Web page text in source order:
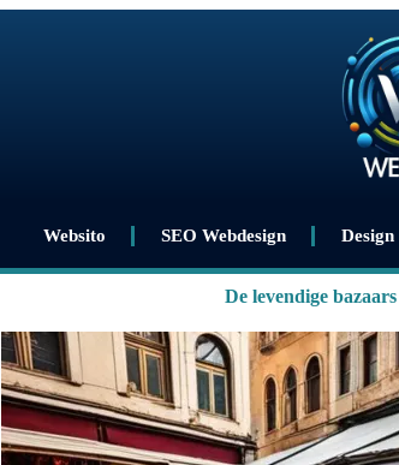
Websito SEO Webdesign Design
De levendige